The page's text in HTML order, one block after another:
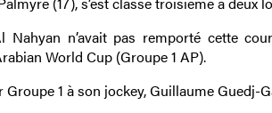
n’avait pas remporté cette
World Cup (Groupe 1 AP).
1 à son jockey, Guillaume Guedj-